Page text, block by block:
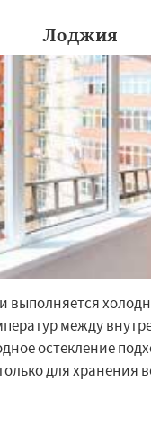
Лесной Городок
Малаховка
Монино
Нахабино
Обухово Октябрьский
Решетниково
Северный Софрино
Уваровка Удельная
Фряново Хорлово
Шаховская
Лоджия
между
остекление
для хранения